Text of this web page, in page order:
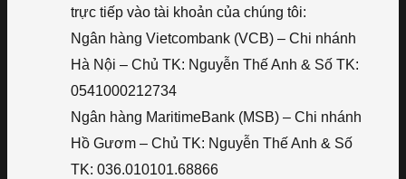
trực tiếp vào tài khoản của chúng tôi:
Ngân hàng Vietcombank (VCB) – Chi nhánh
Hà Nội – Chủ TK: Nguyễn Thế Anh & Số TK:
0541000212734
Ngân hàng MaritimeBank (MSB) – Chi nhánh
Hồ Gươm – Chủ TK: Nguyễn Thế Anh & Số
TK: 036.010101.68866